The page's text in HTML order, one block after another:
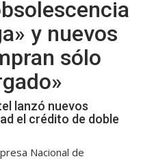
y nuevos
sólo
lanzó nuevos
el crédito de doble
Nacional de